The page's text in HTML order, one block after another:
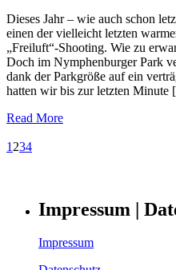
Dieses Jahr – wie auch schon
einen der vielleicht letzten
„Freiluft“-Shooting. Wie zu
Doch im Nymphenburger Park
dank der Parkgröße auf ein
hatten wir bis zur letzten
Read More
1 234
Impressum |
Impressum